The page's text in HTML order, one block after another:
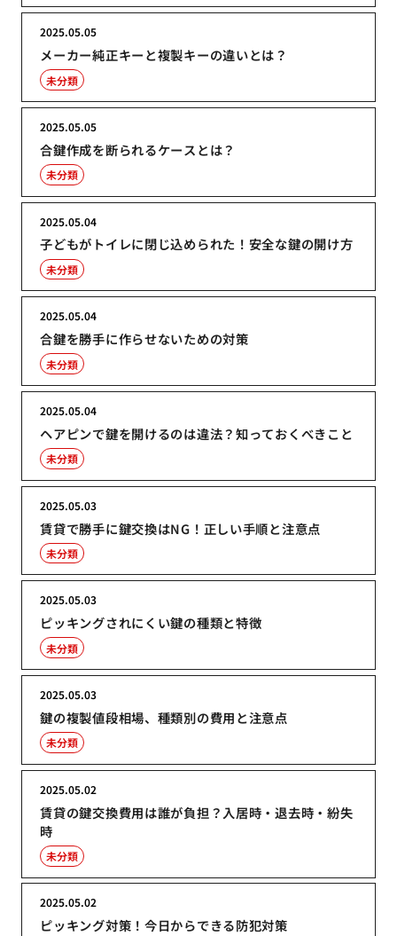
メーカー純正キーと複製キーの違いとは？
2025.05.05
未分類
合鍵作成を断られるケースとは？
2025.05.05
未分類
子どもがトイレに閉じ込められた！安全な鍵の開け方
2025.05.04
未分類
合鍵を勝手に作らせないための対策
2025.05.04
未分類
ヘアピンで鍵を開けるのは違法？知っておくべきこと
2025.05.04
未分類
賃貸で勝手に鍵交換はNG！正しい手順と注意点
2025.05.03
未分類
ピッキングされにくい鍵の種類と特徴
2025.05.03
未分類
鍵の複製値段相場、種類別の費用と注意点
2025.05.03
未分類
賃貸の鍵交換費用は誰が負担？入居時・退去時・紛失
時
2025.05.02
未分類
ピッキング対策！今日からできる防犯対策
2025.05.02